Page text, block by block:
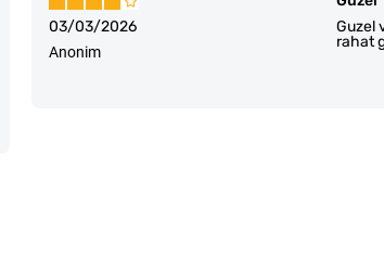
03/03/2026
Guzel
rahat
Anonim